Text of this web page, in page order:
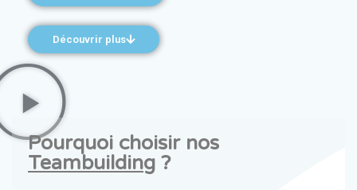
Découvrir plus
Pourquoi choisir nos
Teambuilding ?